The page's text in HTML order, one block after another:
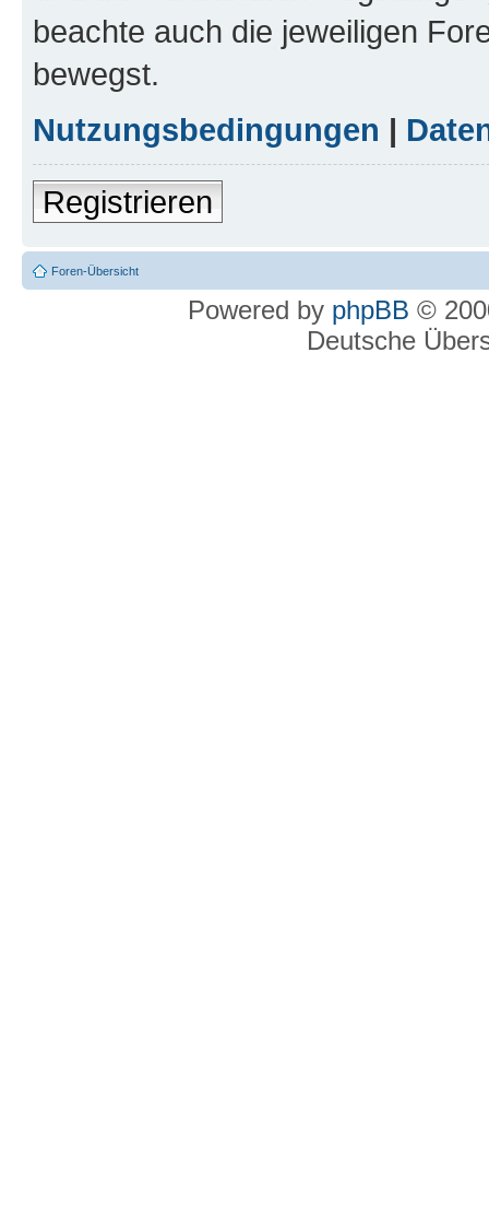
beachte auch die jeweiligen
bewegst.
Nutzungsbedingungen |
Registrieren
Foren-Übersicht
Powered by phpBB ©
Deutsche